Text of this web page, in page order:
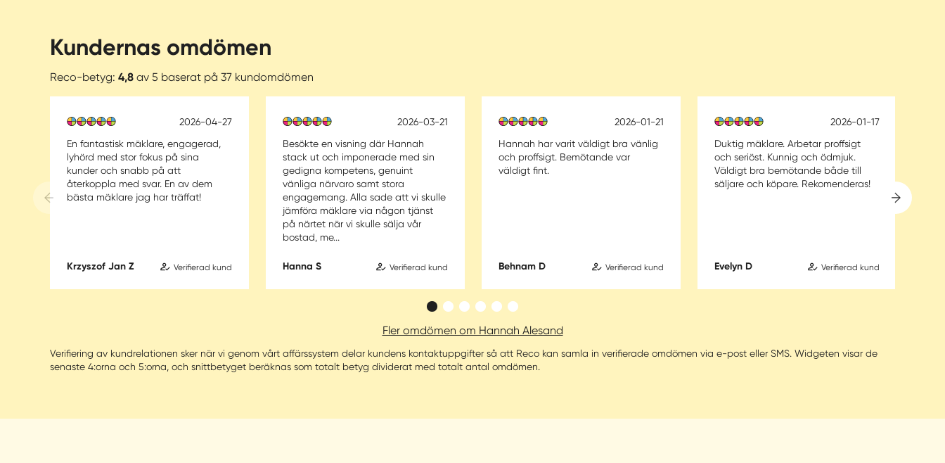
Kundernas omdömen
Reco-betyg: 4,8 av 5 baserat på 37 kundomdömen
2026-04-27
En fantastisk mäklare, engagerad,
lyhörd med stor fokus på sina
kunder och snabb på att
återkoppla med svar. En av dem
bästa mäklare jag har träffat!
Krzyszof Jan Z Verifierad kund
2026-03-21
Besökte en visning där Hannah
stack ut och imponerade med sin
gedigna kompetens, genuint
vänliga närvaro samt stora
engagemang. Alla sade att vi skulle
jämföra mäklare via någon tjänst
på närtet när vi skulle sälja vår
bostad, me...
Hanna S Verifierad kund
2026-01-21
Hannah har varit väldigt bra vänlig
och proffsigt. Bemötande var
väldigt fint.
Behnam D Verifierad kund
2026-01-17
Duktig mäklare. Arbetar proffsigt
och seriöst. Kunnig och ödmjuk.
Väldigt bra bemötande både till
säljare och köpare. Rekomenderas!
Evelyn D Verifierad kund
Fler omdömen om Hannah Alesand
Verifiering av kundrelationen sker när vi genom vårt affärssystem delar kundens kontaktuppgifter så att Reco kan samla in verifierade omdömen via e-post eller SMS. Widgeten visar de
senaste 4:orna och 5:orna, och snittbetyget beräknas som totalt betyg dividerat med totalt antal omdömen.